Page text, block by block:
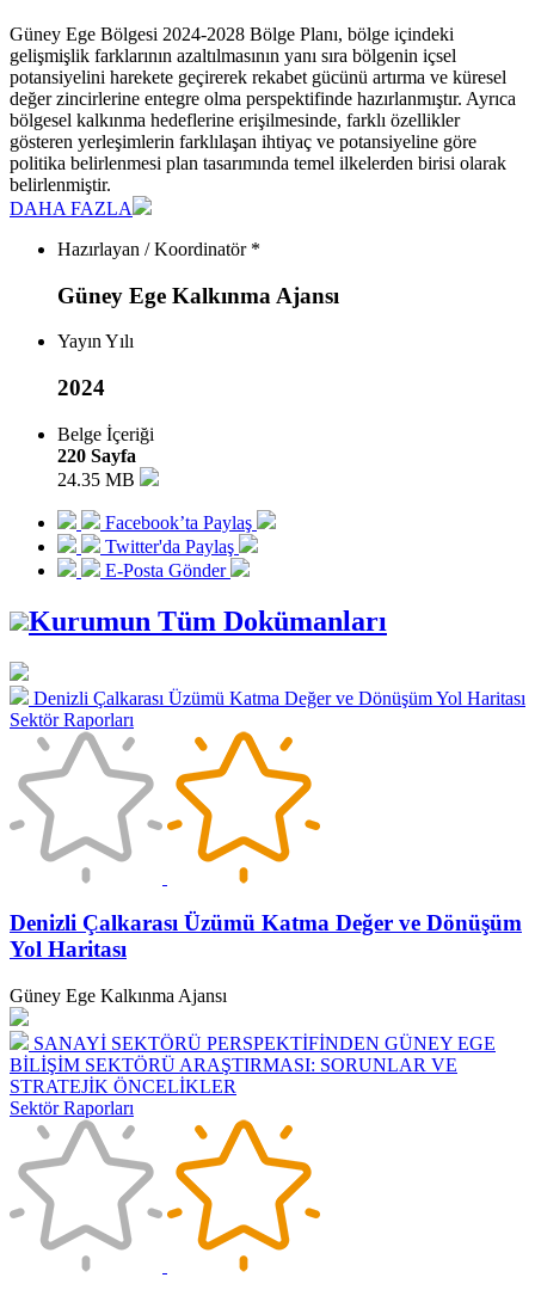
Güney Ege Bölgesi 2024-2028 Bölge Planı, bölge içindeki
gelişmişlik farklarının azaltılmasının yanı sıra bölgenin içsel
potansiyelini harekete geçirerek rekabet gücünü artırma ve küresel
değer zincirlerine entegre olma perspektifinde hazırlanmıştır. Ayrıca
bölgesel kalkınma hedeflerine erişilmesinde, farklı özellikler
gösteren yerleşimlerin farklılaşan ihtiyaç ve potansiyeline göre
politika belirlenmesi plan tasarımında temel ilkelerden birisi olarak
belirlenmiştir.
DAHA FAZLA
Hazırlayan / Koordinatör *
Güney Ege Kalkınma Ajansı
Yayın Yılı
2024
Belge İçeriği
220 Sayfa
24.35 MB
Facebook’ta Paylaş
Twitter'da Paylaş
E-Posta Gönder
Kurumun Tüm Dokümanları
Denizli Çalkarası Üzümü Katma Değer ve Dönüşüm Yol Haritası
Sektör Raporları
Denizli Çalkarası Üzümü Katma Değer ve Dönüşüm
Yol Haritası
Güney Ege Kalkınma Ajansı
SANAYİ SEKTÖRÜ PERSPEKTİFİNDEN GÜNEY EGE
BİLİŞİM SEKTÖRÜ ARAŞTIRMASI: SORUNLAR VE
STRATEJİK ÖNCELİKLER
Sektör Raporları